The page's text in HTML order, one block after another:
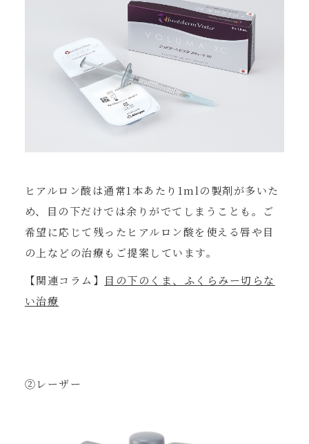
ヒアルロン酸は通常1本あたり1mlの製剤が多いた
め、目の下だけでは余りがでてしまうことも。ご
希望に応じて残ったヒアルロン酸を使える唇や目
の上などの治療もご提案しています。
【関連コラム】 目の下のくま、ふくらみー切らな
い治療
②レーザー